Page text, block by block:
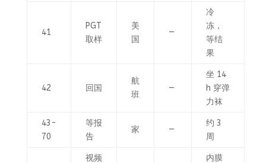
41
PGT
取样
美
国
—
冷
冻，
等结
果
42 回国
航
班
—
坐 14
h 穿弹
力袜
43-
70
等报
告
家 —
约 3
周
视频
内膜